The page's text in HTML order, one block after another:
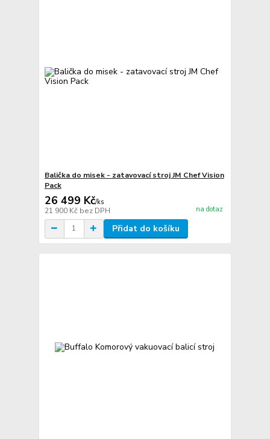
Balička do misek - zatavovací stroj JM Chef Vision
Pack
26 499 Kč/ks
21 900 Kč bez DPH na dotaz
Přidat do košíku